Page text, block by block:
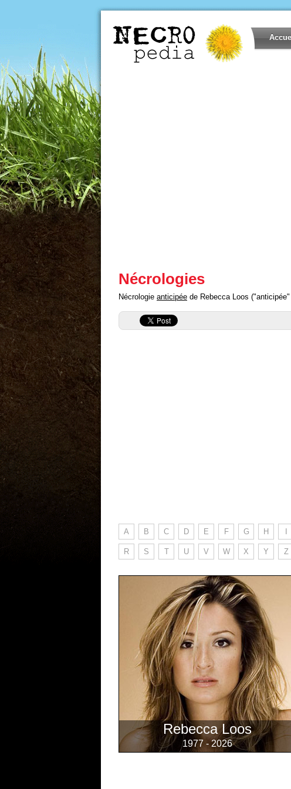
Nécrologies
Nécrologie anticipée de Rebecca Loos
A B C D E F G H
R S T U V W X Y Z
Rebecca Loos
1977 - 2026